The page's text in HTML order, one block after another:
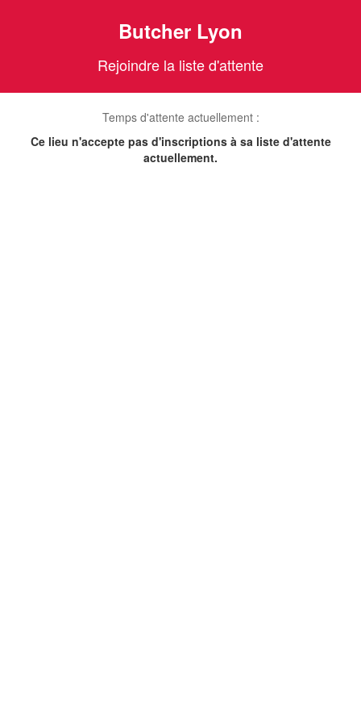
Butcher Lyon
Rejoindre la liste d'attente
Temps d'attente actuellement :
Ce lieu n'accepte pas d'inscriptions à sa liste d'attente
actuellement.